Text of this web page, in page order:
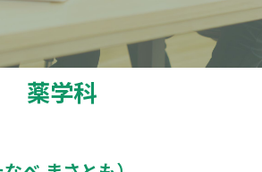
薬学科